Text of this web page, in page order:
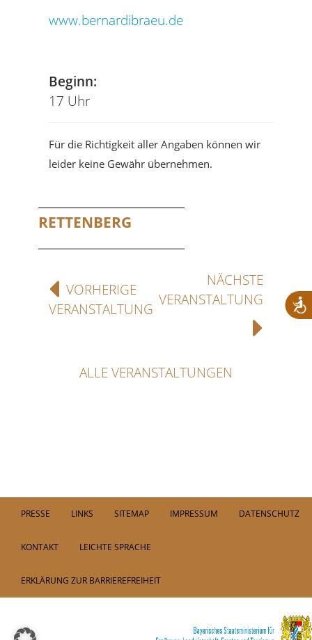
www.bernardibraeu.de
Beginn:
17 Uhr
Für die Richtigkeit aller Angaben können wir
leider keine Gewähr übernehmen.
RETTENBERG
VORHERIGE
VERANSTALTUNG
NÄCHSTE
VERANSTALTUNG
ALLE VERANSTALTUNGEN
PRESSE LINKS SITEMAP IMPRESSUM DATENSCHUTZ
KONTAKT LEICHTE SPRACHE
ERKLÄRUNG ZUR BARRIEREFREIHEIT